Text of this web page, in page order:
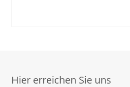
Hier erreichen Sie uns